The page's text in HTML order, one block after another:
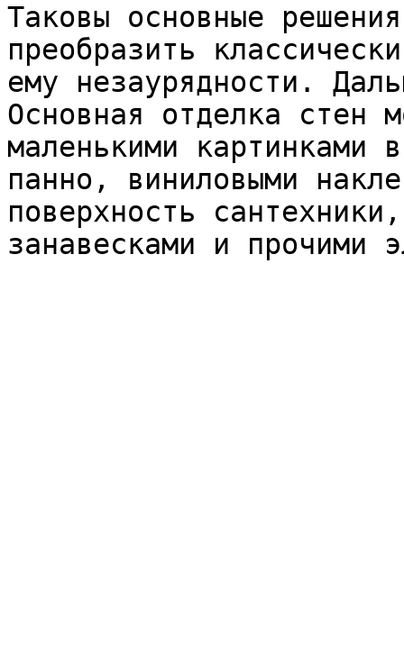
Таковы основные
преобразить
ему незаурядности.
Основная отделка стен
маленькими картинками
панно, виниловыми
поверхность
занавесками и прочими